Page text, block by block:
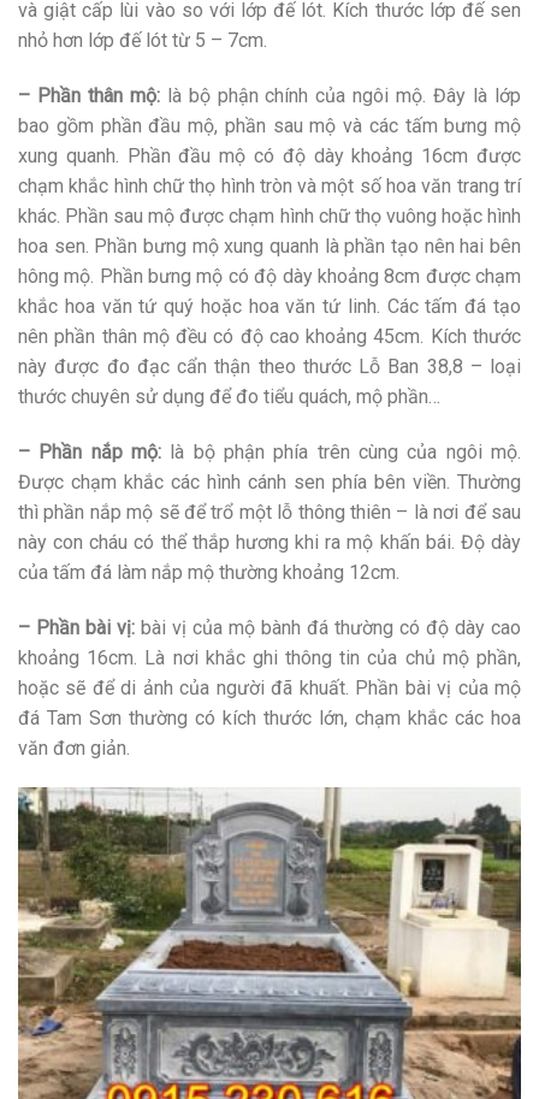
và giật cấp lùi vào so với lớp đế lót. Kích thước lớp đế sen
nhỏ hơn lớp đế lót từ 5 – 7cm.
– Phần thân mộ:là bộ phận chính của ngôi mộ. Đây là lớp
bao gồm phần đầu mộ, phần sau mộ và các tấm bưng mộ
xung quanh. Phần đầu mộ có độ dày khoảng 16cm được
chạm khắc hình chữ thọ hình tròn và một số hoa văn trang trí
khác. Phần sau mộ được chạm hình chữ thọ vuông hoặc hình
hoa sen. Phần bưng mộ xung quanh là phần tạo nên hai bên
hông mộ. Phần bưng mộ có độ dày khoảng 8cm được chạm
khắc hoa văn tứ quý hoặc hoa văn tứ linh. Các tấm đá tạo
nên phần thân mộ đều có độ cao khoảng 45cm. Kích thước
này được đo đạc cẩn thận theo thước Lỗ Ban 38,8 – loại
thước chuyên sử dụng để đo tiểu quách, mộ phần…
– Phần nắp mộ: là bộ phận phía trên cùng của ngôi mộ.
Được chạm khắc các hình cánh sen phía bên viền. Thường
thì phần nắp mộ sẽ để trổ một lỗ thông thiên – là nơi để sau
này con cháu có thể thắp hương khi ra mộ khấn bái. Độ dày
của tấm đá làm nắp mộ thường khoảng 12cm.
– Phần bài vị: bài vị của mộ bành đá thường có độ dày cao
khoảng 16cm. Là nơi khắc ghi thông tin của chủ mộ phần,
hoặc sẽ để di ảnh của người đã khuất. Phần bài vị của mộ
đá Tam Sơn thường có kích thước lớn, chạm khắc các hoa
văn đơn giản.